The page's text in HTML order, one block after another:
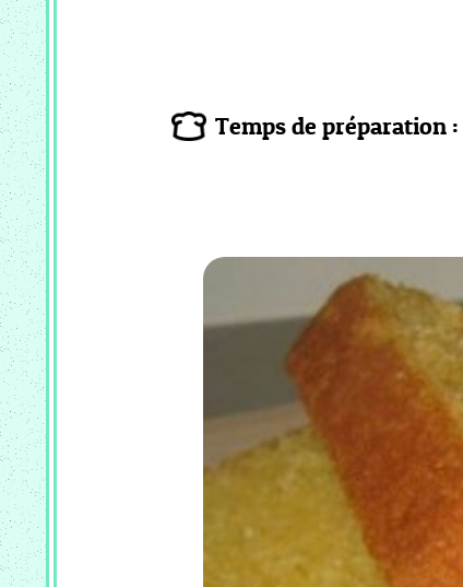
MC
_
FLAN
ET
CREME
MC
_
GLACE
ET
SORBET
MC
_
RISOTTO
COOKEO
_
ENTREE
COOKEO
_
PLAT
COOKEO
Temps de préparation :